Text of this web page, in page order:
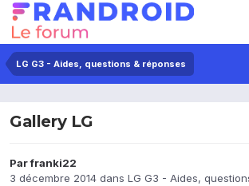
LG G3 - Aides, questions & réponses
Gallery LG
Parfranki22
3 décembre 2014 dans LG G3 - Aides,